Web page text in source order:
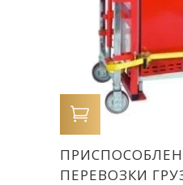
В КОРЗИНУ
ПЕРЕВОЗКИ